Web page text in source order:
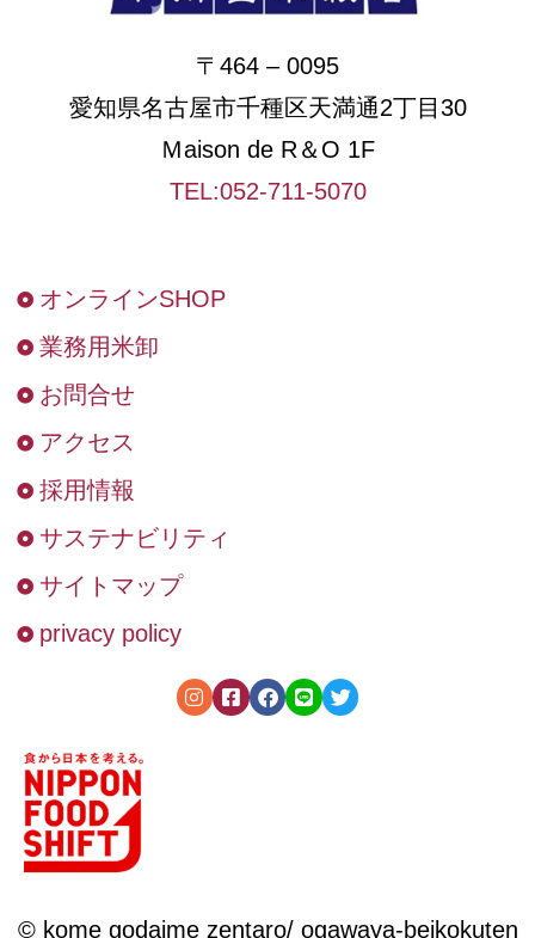
〒464 – 0095
愛知県名古屋市千種区天満通2丁目30
Ｍaison de R＆O 1F
TEL:052-711-5070
オンラインSHOP
業務用米卸
お問合せ
アクセス
採用情報
サステナビリティ
サイトマップ
privacy policy
© kome godaime zentaro/ ogawaya-beikokuten